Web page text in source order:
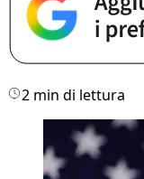
2 min di lettura